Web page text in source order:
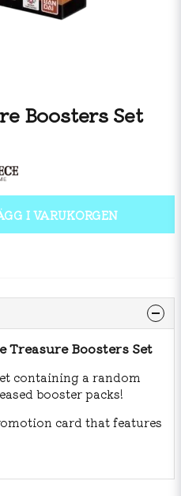
Boosters Set
I VARUKORGEN
Treasure Boosters Set
containing a random
booster packs!
card that features